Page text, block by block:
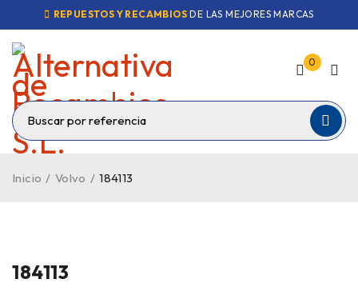
REPUESTOS Y RECAMBIOS DE LAS MEJORES MARCAS
0
Inicio / Volvo / 184113
184113